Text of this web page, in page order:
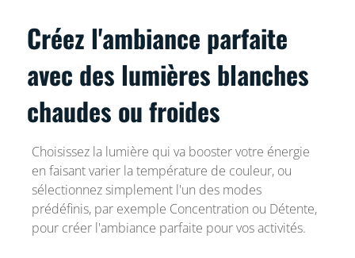
Créez l'ambiance parfaite
avec des lumières blanches
chaudes ou froides
Choisissez la lumière qui va booster votre énergie
en faisant varier la température de couleur, ou
sélectionnez simplement l'un des modes
prédéfinis, par exemple Concentration ou Détente,
pour créer l'ambiance parfaite pour vos activités.